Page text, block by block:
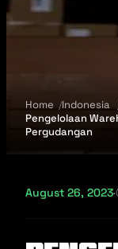
Home Indonesia
Pengelolaan
Pergudangan
August 26, 2023·